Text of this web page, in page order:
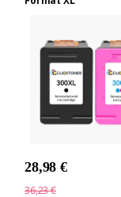
28,98 €
36,23 €